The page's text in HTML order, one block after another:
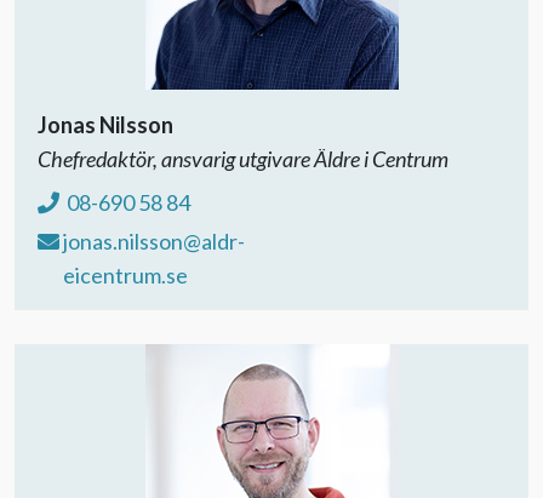
Jonas Nilsson
Chefredaktör, ansvarig utgivare Äldre i Centrum
08-690 58 84
jonas.nilsson@aldr-
eicentrum.se